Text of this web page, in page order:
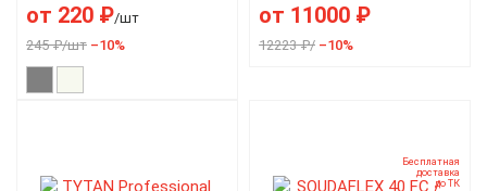
от 220 ₽/шт
245 ₽/шт –10%
от 11000 ₽
12223 ₽/ –10%
Бесплатная
доставка
до ТК